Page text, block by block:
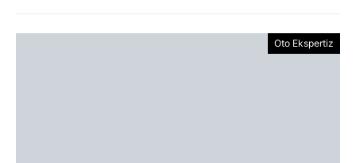
Oto Ekspertiz